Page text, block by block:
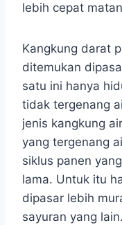
lebih cepat
Kangkung darat
ditemukan
satu ini hanya
tidak tergenang
jenis kangkung
yang tergenang
siklus panen
lama. Untuk itu
dipasar lebih
sayuran yang lain.